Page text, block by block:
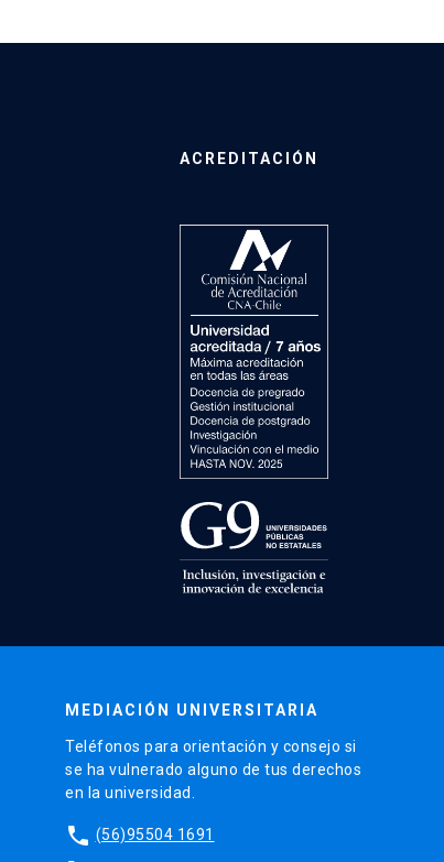
ACREDITACIÓN
MEDIACIÓN UNIVERSITARIA
Teléfonos para orientación y consejo si
se ha vulnerado alguno de tus derechos
en la universidad.
phone (56)95504 1691